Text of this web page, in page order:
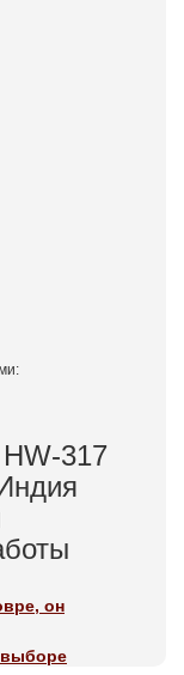
317
он
выборе